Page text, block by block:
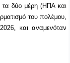
δύο μέρη (ΗΠΑ και
του πολέμου,
και αναμενόταν